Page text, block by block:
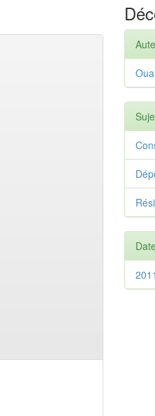
2011